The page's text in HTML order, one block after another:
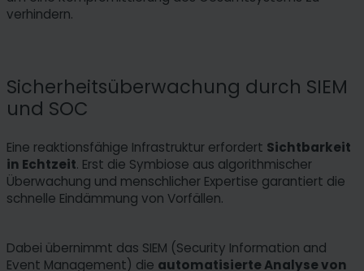
verhindern.
Sicherheitsüberwachung durch SIEM
und SOC
Eine reaktionsfähige Infrastruktur erfordert Sichtbarkeit
in Echtzeit. Erst die Symbiose aus algorithmischer
Überwachung und menschlicher Expertise garantiert die
schnelle Eindämmung von Vorfällen.
Dabei übernimmt das SIEM (Security Information and
Event Management) die automatisierte Analyse von